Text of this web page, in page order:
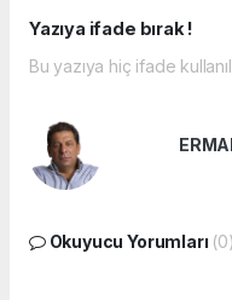
Yazıya ifade bırak !
Bu yazıya hiç ifade
Okuyucu Yorumları (0)